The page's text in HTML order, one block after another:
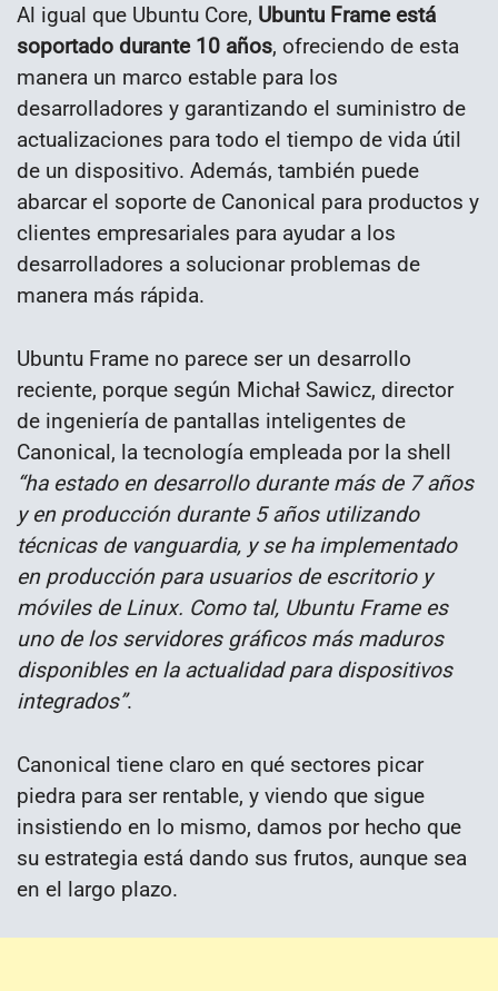
Al igual que Ubuntu Core, Ubuntu Frame está
soportado durante 10 años, ofreciendo de esta
manera un marco estable para los
desarrolladores y garantizando el suministro de
actualizaciones para todo el tiempo de vida útil
de un dispositivo. Además, también puede
abarcar el soporte de Canonical para productos y
clientes empresariales para ayudar a los
desarrolladores a solucionar problemas de
manera más rápida.
Ubuntu Frame no parece ser un desarrollo
reciente, porque según Michał Sawicz, director
de ingeniería de pantallas inteligentes de
Canonical, la tecnología empleada por la shell
“ha estado en desarrollo durante más de 7 años
y en producción durante 5 años utilizando
técnicas de vanguardia, y se ha implementado
en producción para usuarios de escritorio y
móviles de Linux. Como tal, Ubuntu Frame es
uno de los servidores gráficos más maduros
disponibles en la actualidad para dispositivos
integrados”.
Canonical tiene claro en qué sectores picar
piedra para ser rentable, y viendo que sigue
insistiendo en lo mismo, damos por hecho que
su estrategia está dando sus frutos, aunque sea
en el largo plazo.